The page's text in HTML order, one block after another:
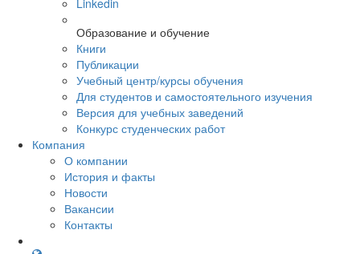
Образование и обучение
Книги
Публикации
Учебный центр/курсы обучения
Для студентов и самостоятельного изучения
Версия для учебных заведений
Конкурс студенческих работ
Компания
О компании
История и факты
Новости
Вакансии
Контакты